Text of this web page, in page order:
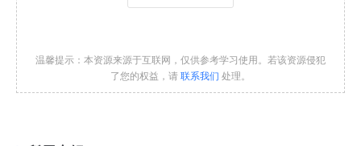
温馨提示：本资源来源于互联网，仅供参考学习使用。若该资源侵犯
了您的权益，请 联系我们 处理。